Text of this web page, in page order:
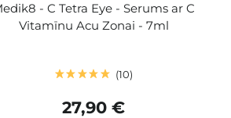
- C Tetra Eye - Serums ar C
Vitamīnu Acu Zonai - 7ml
10
27,90 €